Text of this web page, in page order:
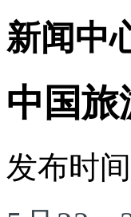
新闻中
中国旅
发布时